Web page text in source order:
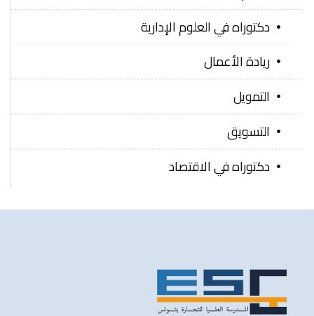
دكتوراه في العلوم الإدارية
ريادة الأعمال
التمويل
التسويق
دكتوراه في الاقتصاد